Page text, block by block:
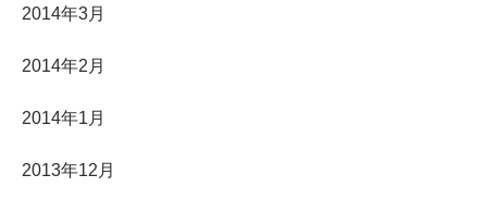
2014年3月
2014年2月
2014年1月
2013年12月